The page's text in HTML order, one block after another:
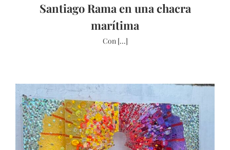
Santiago Rama en una chacra
marítima
Con [...]